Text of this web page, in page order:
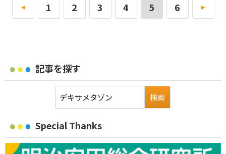
« 1 2 3 4 5 6 »
記事を探す
Special Thanks